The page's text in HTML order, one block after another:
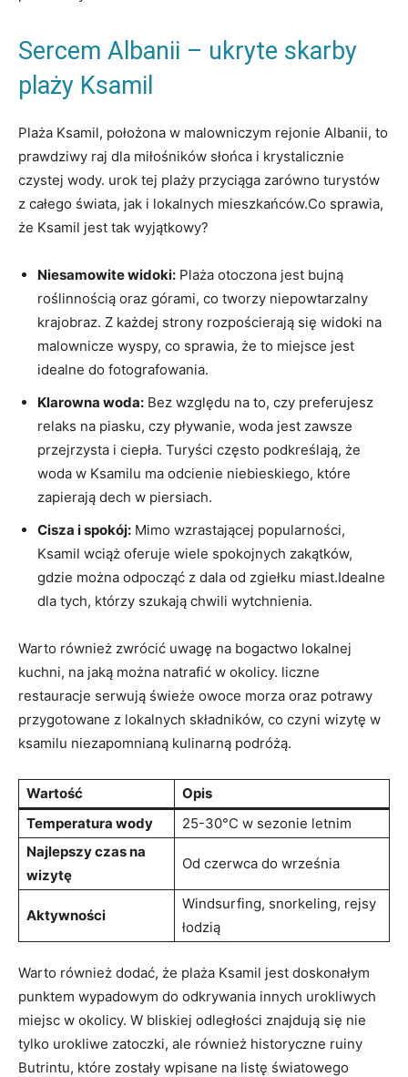
Sercem ‍Albanii – ukryte skarby
plaży Ksamil
Plaża Ksamil, położona‌ w ​malowniczym rejonie Albanii, to
prawdziwy raj ⁣dla miłośników słońca ​i⁣ krystalicznie
czystej wody.⁢ urok tej ​plaży przyciąga ⁣zarówno turystów
z całego świata, jak i lokalnych mieszkańców.Co sprawia,
⁣że Ksamil jest⁣ tak wyjątkowy?
Niesamowite ⁣widoki: Plaża ⁤otoczona jest bujną
roślinnością oraz‌ górami, co tworzy niepowtarzalny
krajobraz. Z każdej strony rozpościerają się widoki na
malownicze wyspy, co sprawia, ⁣że ‍to miejsce jest
idealne do fotografowania.
Klarowna woda: Bez‌ względu na to,⁤ czy⁤ preferujesz
relaks na ⁣piasku, ⁣czy ​pływanie, woda jest⁤ zawsze
przejrzysta i ciepła. Turyści często podkreślają, że
woda ​w‍ Ksamilu ma odcienie niebieskiego, które
zapierają‍ dech w piersiach.
Cisza i spokój: Mimo wzrastającej popularności,
Ksamil wciąż ⁤oferuje wiele‍ spokojnych‍ zakątków,
gdzie można ​odpocząć z dala od zgiełku miast.Idealne
dla⁤ tych, którzy szukają chwili wytchnienia.
Warto również zwrócić uwagę na bogactwo lokalnej
kuchni,⁤ na jaką można natrafić w ‌okolicy. liczne
restauracje⁢ serwują ​świeże owoce ​morza oraz ​potrawy
‍przygotowane ⁣z lokalnych ‍składników, ‍co czyni ‌wizytę w
ksamilu niezapomnianą kulinarną podróżą.
Wartość
Opis
Temperatura wody
25-30°C w sezonie letnim
Najlepszy czas na
wizytę
Od czerwca do września
Aktywności
Windsurfing, snorkeling, rejsy
łodzią
Warto również dodać,‌ że plaża Ksamil ⁢jest doskonałym
punktem wypadowym do⁢ odkrywania innych urokliwych
miejsc w okolicy. W bliskiej odległości znajdują ⁤się nie
tylko urokliwe ⁢zatoczki, ale również historyczne ruiny‌
Butrintu, które zostały‍ wpisane na listę światowego